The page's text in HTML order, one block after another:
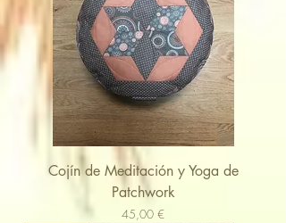
Cojín de Meditación y Yoga de
Patchwork
Cena
45,00 €